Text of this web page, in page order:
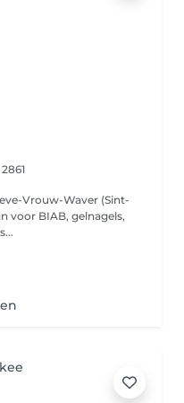
Vrouw-Waver (Sint-
voor BIAB, gelnagels,